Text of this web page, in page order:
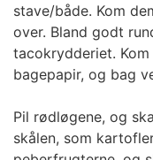
stave/både. Kom
over. Bland godt
tacokrydderiet.
bagepapir, og bag
Pil rødløgene, og
skålen, som